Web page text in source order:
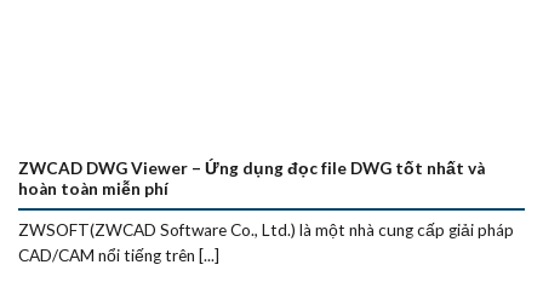
ZWCAD DWG Viewer – Ứng dụng đọc file DWG tốt nhất và
hoàn toàn miễn phí
ZWSOFT(ZWCAD Software Co., Ltd.) là một nhà cung cấp giải pháp
CAD/CAM nổi tiếng trên [...]